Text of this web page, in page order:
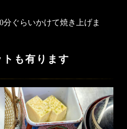
ぐらいかけて焼き上げま
も有ります